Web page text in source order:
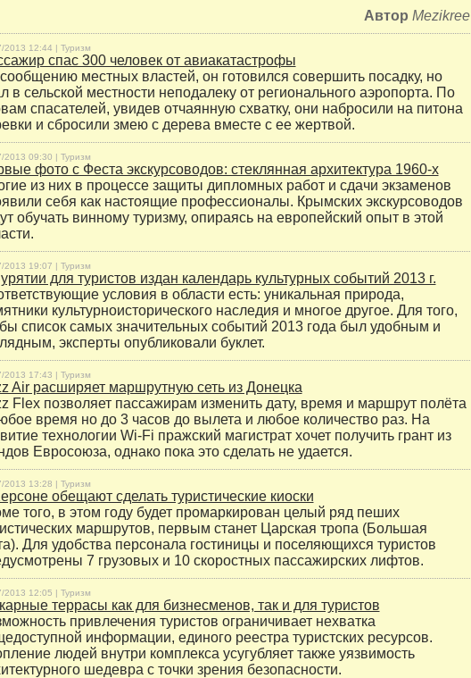
Автор Mezikree
2013 12:44 | Туризм
спас 300 человек от авиакатастрофы
местных властей, он готовился совершить посадку, но
в сельской местности неподалеку от регионального аэропорта. По
спасателей, увидев отчаянную схватку, они набросили на питона
и сбросили змею с дерева вместе с ее жертвой.
2013 09:30 | Туризм
фото с Феста экскурсоводов: стеклянная архитектура 1960-х
из них в процессе защиты дипломных работ и сдачи экзаменов
себя как настоящие профессионалы. Крымских экскурсоводов
обучать винному туризму, опираясь на европейский опыт в этой
2013 19:07 | Туризм
для туристов издан календарь культурных событий 2013 г.
условия в области есть: уникальная природа,
культурноисторического наследия и многое другое. Для того,
список самых значительных событий 2013 года был удобным и
эксперты опубликовали буклет.
2013 17:43 | Туризм
Air расширяет маршрутную сеть из Донецка
Flex позволяет пассажирам изменить дату, время и маршрут полёта
время но до 3 часов до вылета и любое количество раз. На
технологии Wi-Fi пражский магистрат хочет получить грант из
Евросоюза, однако пока это сделать не удается.
2013 13:28 | Туризм
обещают сделать туристические киоски
того, в этом году будет промаркирован целый ряд пеших
маршрутов, первым станет Царская тропа (Большая
Для удобства персонала гостиницы и поселяющихся туристов
7 грузовых и 10 скоростных пассажирских лифтов.
2013 12:05 | Туризм
террасы как для бизнесменов, так и для туристов
привлечения туристов ограничивает нехватка
информации, единого реестра туристских ресурсов.
людей внутри комплекса усугубляет также уязвимость
шедевра с точки зрения безопасности.